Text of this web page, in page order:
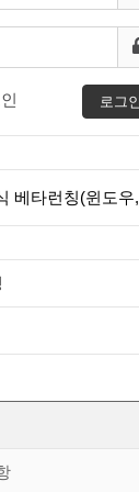
로그인
용서버 신설
베타런칭(윈도우
제 예정공지
식 sk1번/sk2번
법본문참고)
었습니다.(적용법
식 sk1번/sk2번
일이 업그레드 되
용서버 신설